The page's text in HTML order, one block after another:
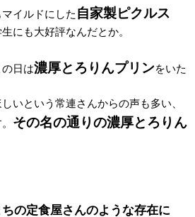
イルドにした 自家製ピクルス
にも大好評なんだとか。
日は濃厚とろりんプリンをいた
いという常連さんからの声も多い、
その名の通りの濃厚とろりん
の定食屋さんのような存在に